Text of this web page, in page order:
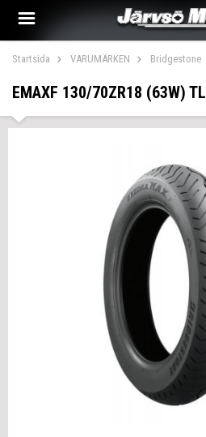
Startsida VARUMÄRKEN Bridgestone
EMAXF 130/70ZR18 (63W) TL